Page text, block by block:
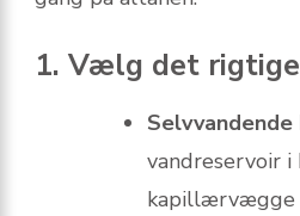
1. Vælg det
Selvvandende
vandreservoir i